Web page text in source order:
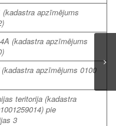
(kadastra apzīmējums
(kadastra apzīmējums
(kadastra apzīmējums 0100
teritorija (kadastra
pie
3